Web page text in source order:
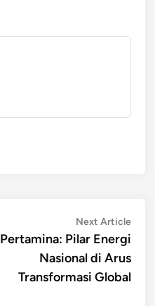
Next ArticleNext
Pertamina: Pilar Energi
Nasional di Arus
Transformasi Global